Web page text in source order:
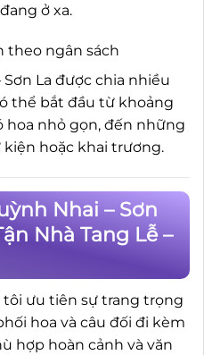
ở xa.
theo ngân sách
La được chia nhiều
thể bắt đầu từ khoảng
hoa nhỏ gọn, đến những
kiện hoặc khai trương.
Nhai – Sơn
Nhà Tang Lễ –
tôi ưu tiên sự trang trọng
hoa và câu đối đi kèm
hợp hoàn cảnh và văn